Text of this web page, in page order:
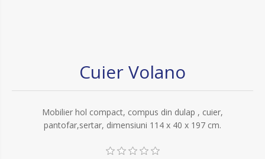
Cuier Volano
Mobilier hol compact, compus din dulap , cuier,
pantofar,sertar, dimensiuni 114 x 40 x 197 cm.